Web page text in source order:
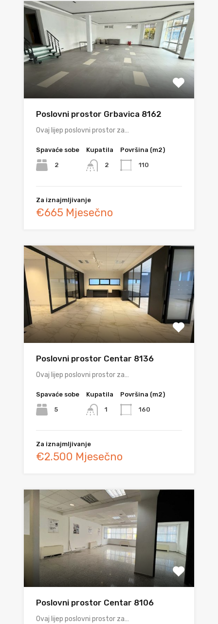
Poslovni prostor Grbavica 8162
Ovaj lijep poslovni prostor za…
Spavaće sobe
2
Kupatila
2
Površina (m2)
110
Za iznajmljivanje
€665 Mjesečno
Poslovni prostor Centar 8136
Ovaj lijep poslovni prostor za…
Spavaće sobe
5
Kupatila
1
Površina (m2)
160
Za iznajmljivanje
€2.500 Mjesečno
Poslovni prostor Centar 8106
Ovaj lijep poslovni prostor za…